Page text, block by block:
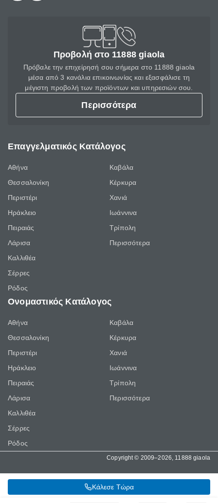
Κάλεσε Τώρα
Προβολή στο 11888 giaola
Πρόβαλε την επιχείρησή σου σήμερα στο 11888 giaola
μέσα από 3 κανάλια επικοινωνίας και εξασφάλισε τη
μέγιστη προβολή των προϊόντων και υπηρεσιών σου.
Περισσότερα
Επαγγελματικός Κατάλογος
Αθήνα
Θεσσαλονίκη
Περιστέρι
Ηράκλειο
Πειραιάς
Λάρισα
Καλλιθέα
Σέρρες
Ρόδος
Καβάλα
Κέρκυρα
Χανιά
Ιωάννινα
Τρίπολη
Περισσότερα
Ονομαστικός Κατάλογος
Αθήνα
Θεσσαλονίκη
Περιστέρι
Ηράκλειο
Πειραιάς
Λάρισα
Καλλιθέα
Σέρρες
Ρόδος
Καβάλα
Κέρκυρα
Χανιά
Ιωάννινα
Τρίπολη
Περισσότερα
Copyright © 2009–2026, 11888 giaola